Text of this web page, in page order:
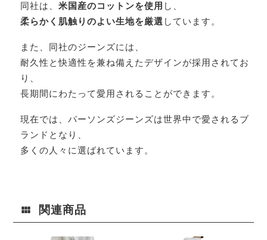
同社は、 米国産のコットンを使用 し、
柔らかく肌触りのよい生地を厳選 しています。
また、同社のジーンズには、
耐久性と快適性を兼ね備えたデザインが採用されてお
り、
長期間にわたって愛用されることができます。
現在では、パーソンズジーンズは世界中で愛されるブ
ランドとなり、
多くの人々に選ばれています。
関連商品